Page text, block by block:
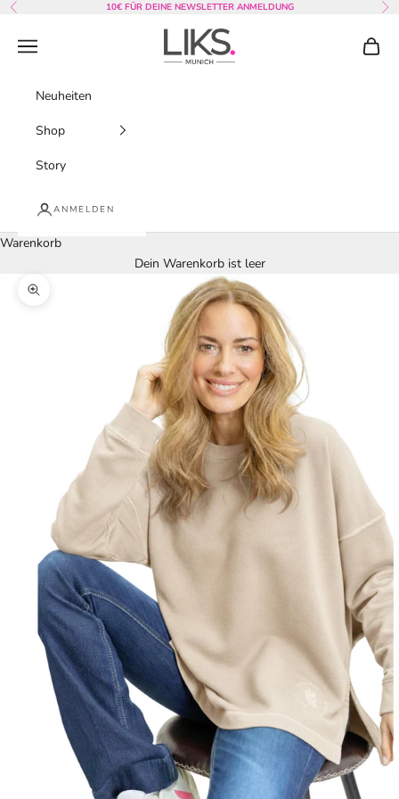
Zum Inhalt springen
Zurück 10€ FÜR DEINE NEWSLETTER ANMELDUNG Vor
LIKS. Munich
Menü
Neuheiten
Shop
Story
ANMELDEN
Warenkorb
Dein Warenkorb ist leer
Bild vergrößern